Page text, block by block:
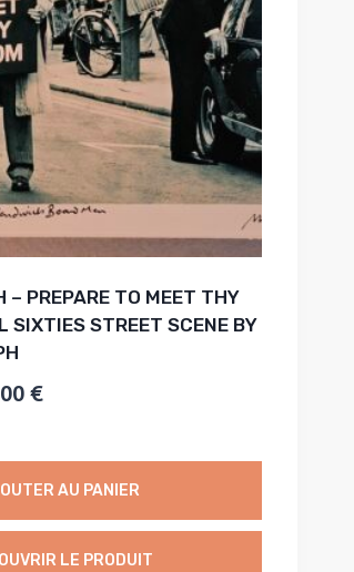
– PREPARE TO MEET THY
SIXTIES STREET SCENE BY
:
€.
€Le
actuel
est :
975,00 €.
AU PANIER
LE PRODUIT